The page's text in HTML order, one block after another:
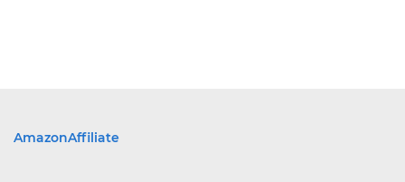
AmazonAffiliate